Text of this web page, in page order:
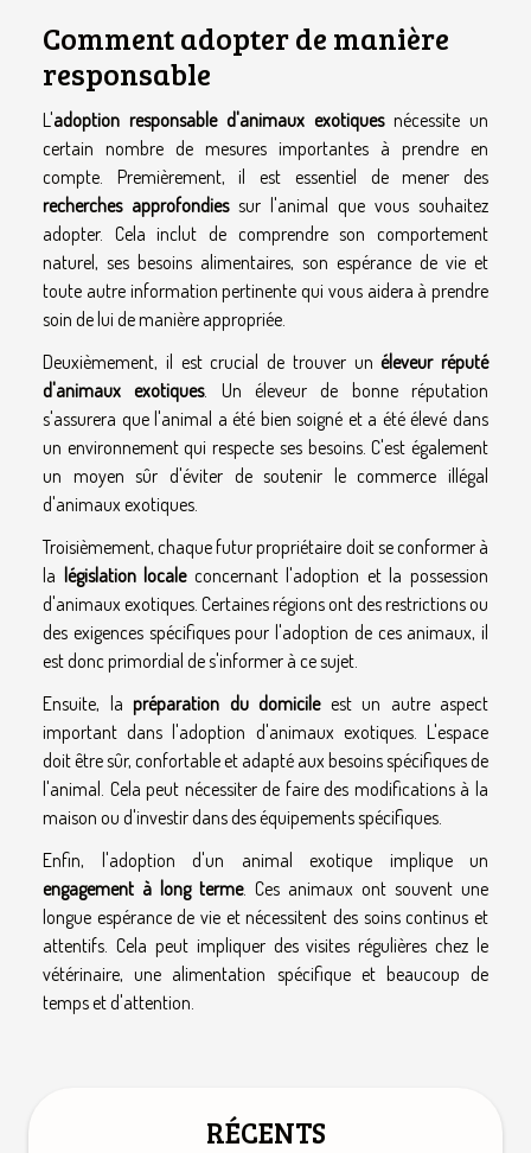
Comment adopter de manière
responsable
L'adoption responsable d'animaux exotiquesnécessite un
certain nombre de mesures importantes à prendre en
compte. Premièrement, il est essentiel de mener des
recherches approfondiessur l'animal que vous souhaitez
adopter. Cela inclut de comprendre son comportement
naturel, ses besoins alimentaires, son espérance de vie et
toute autre information pertinente qui vous aidera à prendre
soin de lui de manière appropriée.
Deuxièmement, il est crucial de trouver unéleveur réputé
d'animaux exotiques. Un éleveur de bonne réputation
s'assurera que l'animal a été bien soigné et a été élevé dans
un environnement qui respecte ses besoins. C'est également
un moyen sûr d'éviter de soutenir le commerce illégal
d'animaux exotiques.
Troisièmement, chaque futur propriétaire doit se conformer à
la législation localeconcernant l'adoption et la possession
d'animaux exotiques. Certaines régions ont des restrictions ou
des exigences spécifiques pour l'adoption de ces animaux, il
est donc primordial de s'informer à ce sujet.
Ensuite, la préparation du domicileest un autre aspect
important dans l'adoption d'animaux exotiques. L'espace
doit être sûr, confortable et adapté aux besoins spécifiques de
l'animal. Cela peut nécessiter de faire des modifications à la
maison ou d'investir dans des équipements spécifiques.
Enfin, l'adoption d'un animal exotique implique un
engagement à long terme. Ces animaux ont souvent une
longue espérance de vie et nécessitent des soins continus et
attentifs. Cela peut impliquer des visites régulières chez le
vétérinaire, une alimentation spécifique et beaucoup de
temps et d'attention.
RÉCENTS